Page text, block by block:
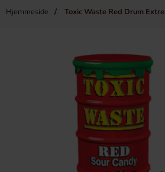
Hjemmeside Toxic Waste Red Drum
Heading